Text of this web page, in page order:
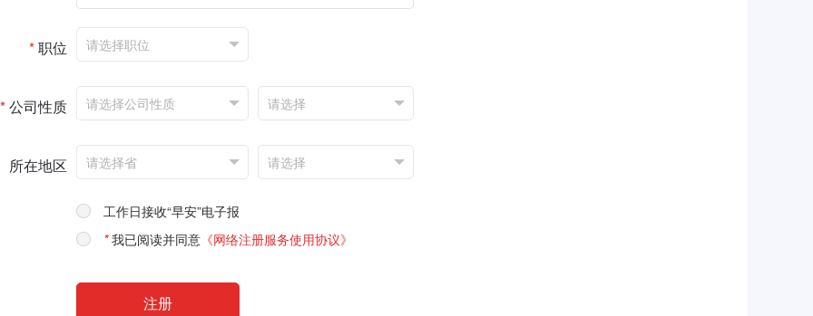
*职位
*公司性质
所在地区
工作日接收“早安”电子报
*我已阅读并同意 《网络注册服务使用协议》